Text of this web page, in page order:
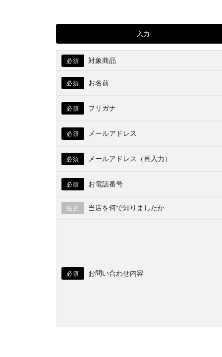
入力
必須 対象商品
必須 お名前
必須 フリガナ
必須 メールアドレス
必須 メールアドレス（再入力）
必須 お電話番号
任意 当店を何で知りましたか
必須 お問い合わせ内容